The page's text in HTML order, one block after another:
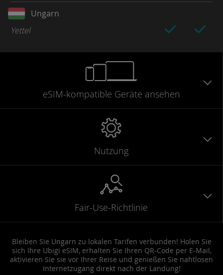
Ungarn
Yettel
eSIM-kompatible Geräte ansehen
Nutzung
Fair-Use-Richtlinie
Bleiben Sie Ungarn zu lokalen Tarifen verbunden! Holen Sie
sich Ihre Ubigi eSIM, erhalten Sie Ihren QR-Code per E-Mail,
aktivieren Sie sie vor Ihrer Reise und genießen Sie nahtlosen
Internetzugang direkt nach der Landung!